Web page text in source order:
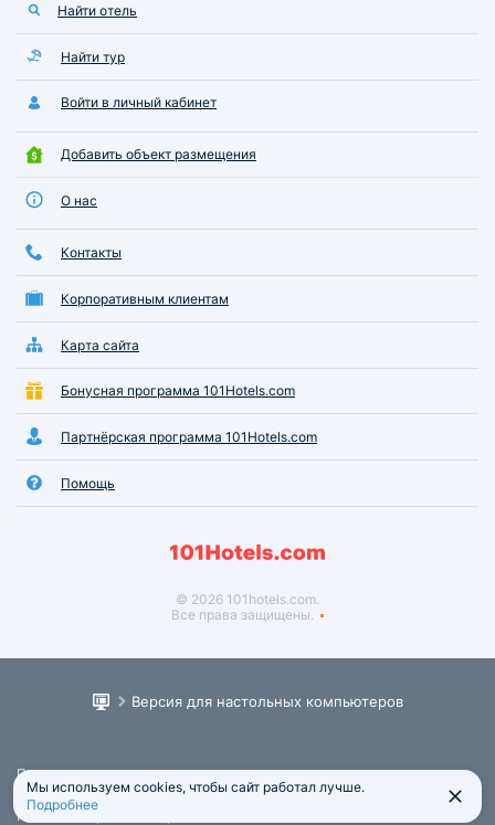
Найти отель
Найти тур
Войти в личный кабинет
Добавить объект размещения
О нас
Контакты
Корпоративным клиентам
Карта сайта
Бонусная программа 101Hotels.com
Партнёрская программа 101Hotels.com
Помощь
© 2026 101hotels.com.
Все права защищены.
Версия для настольных компьютеров
Пользовательское соглашение
Юридическая информация
Политика обработки персональных данных
Мы используем cookies, чтобы сайт работал лучше.
Подробнее